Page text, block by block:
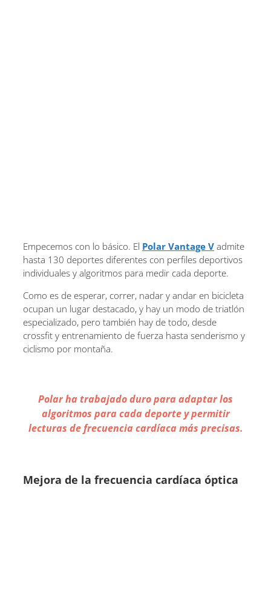
Empecemos con lo básico. El Polar Vantage V admite
hasta 130 deportes diferentes con perfiles deportivos
individuales y algoritmos para medir cada deporte.
Como es de esperar, correr, nadar y andar en bicicleta
ocupan un lugar destacado, y hay un modo de triatlón
especializado, pero también hay de todo, desde
crossfit y entrenamiento de fuerza hasta senderismo y
ciclismo por montaña.
Polar ha trabajado duro para adaptar los
algoritmos para cada deporte y permitir
lecturas de frecuencia cardíaca más precisas.
Mejora de la frecuencia cardíaca óptica